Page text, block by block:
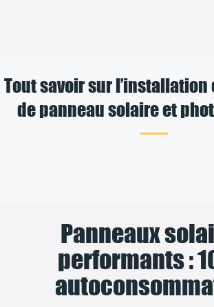
Tout savoir sur l’installation
de panneau solaire et
Panneaux
performants :